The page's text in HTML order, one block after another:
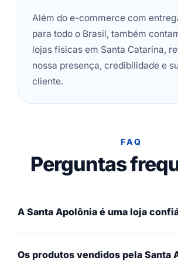
Além do e-commerce com
para todo o Brasil, também
lojas físicas em Santa Catarina,
nossa presença, credibilidade e
cliente.
FAQ
Perguntas
A Santa Apolônia é uma loja
Os produtos vendidos pela Santa